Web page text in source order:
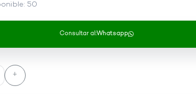
50
Consultar al:Whatsapp
+